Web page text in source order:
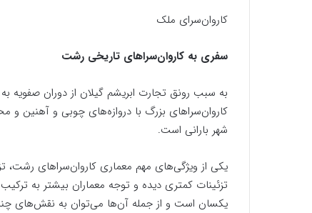
کاروان‌سرای ملک
سفری به کاروان‌سراهای تاریخی رشت
به سبب رونق تجارت ابریشم گیلان از دوران صفویه
کاروان‌سراهای بزرگ با دروازه‌های چوبی و آهنین و
شهر بارانی است.
یکی از ویژگی‌های مهم معماری کاروان‌سراهای
تزئینات کمتری دیده و توجه معماران بیشتر به
یکسان است و از جمله آن‌ها می‌توان به نقش‌های